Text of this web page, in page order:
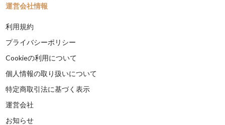
運営会社情報
利用規約
プライバシーポリシー
Cookieの利用について
個人情報の取り扱いについて
特定商取引法に基づく表示
運営会社
お知らせ